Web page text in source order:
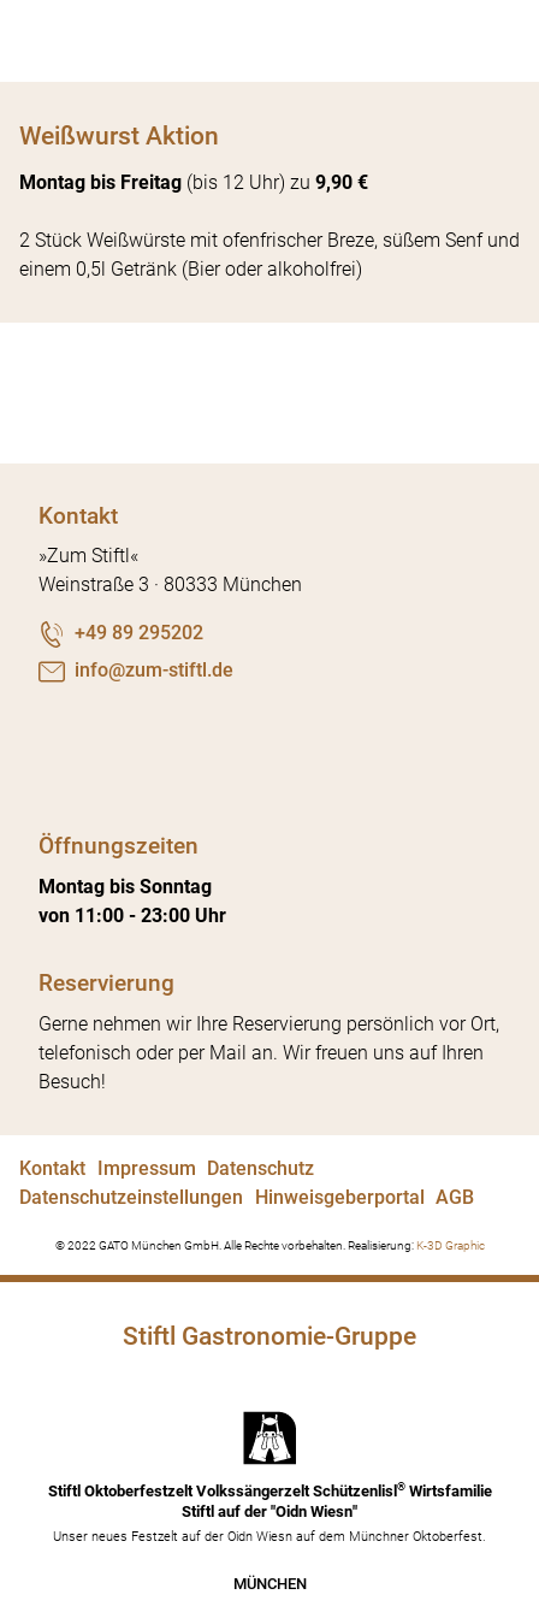
Reservieren
Feiern
Metzgerei
am Viktualienmarkt
Kontakt
Datenschutzeinstellungen
Hinweisgeberportal
AGB
Weißwurst Aktion
Montag bis Freitag (bis 12 Uhr) zu 9,90 €
2 Stück Weißwürste mit ofenfrischer Breze, süßem Senf und
einem 0,5l Getränk (Bier oder alkoholfrei)
Kontakt
»Zum Stiftl«
Weinstraße 3 · 80333 München
+49 89 295202
nf
z m-st ftl d
Öffnungszeiten
Montag bis Sonntag
von 11:00 - 23:00 Uhr
Reservierung
Gerne nehmen wir Ihre Reservierung persönlich vor Ort,
telefonisch oder per Mail an. Wir freuen uns auf Ihren
Besuch!
© 2022 GATO München GmbH. Alle Rechte vorbehalten. Realisierung: K-3D Graphic
Kontakt Impressum Datenschutz
Datenschutzeinstellungen
Hinweisgeberportal AGB
Stiftl Gastronomie-Gruppe
Stiftl Oktoberfestzelt Volkssängerzelt Schützenlisl ®Wirtsfamilie
Stiftl auf der "Oidn Wiesn"
Unser neues Festzelt auf der Oidn Wiesn auf dem Münchner Oktoberfest.
MÜNCHEN